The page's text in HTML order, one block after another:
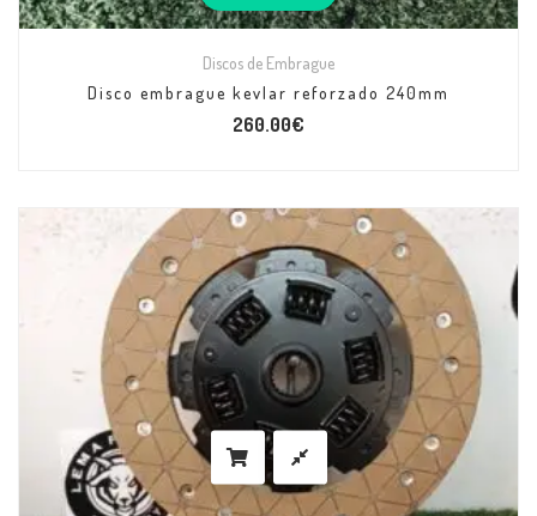
Discos de Embrague
Disco embrague kevlar reforzado 240mm
260.00€